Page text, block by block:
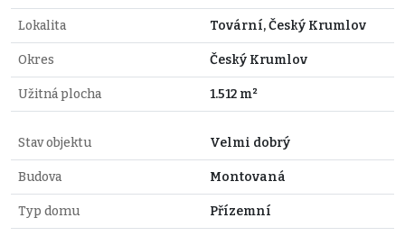
Lokalita Tovární, Český Krumlov
Okres Český Krumlov
Užitná plocha 1.512 m²
Stav objektu Velmi dobrý
Budova Montovaná
Typ domu Přízemní